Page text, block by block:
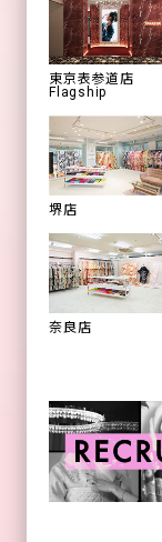
東京表参道店
Flagship
堺店
奈良店